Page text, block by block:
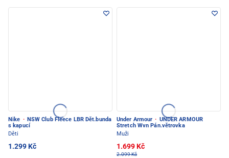
Nike · NSW Club Fleece LBR Dět.bunda
s kapucí
Děti
1.299 Kč
Under Armour · UNDER ARMOUR
Stretch Wvn Pán.větrovka
Muži
1.699 Kč
2.099 Kč